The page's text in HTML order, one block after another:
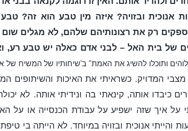
אנוכית ובזויה? איזה מין טבע הוא זה?
רק את רצונותיהם שלהם, לא מגלים
של בית האל – לבני אדם כאלה יש טבע רע,
ותוכלו להשיג את האמת" ב'שיחותיו של המשיח של
המדויק. כשראיתי את האיכות והשיתופים
כיבדו אותה, קינאתי בה ונידיתי אותה. לא
על איך שזה ישפיע על עבודת הכנסייה או על
והייתי אנוכית ובזויה במיוחד. לא הייתה בי